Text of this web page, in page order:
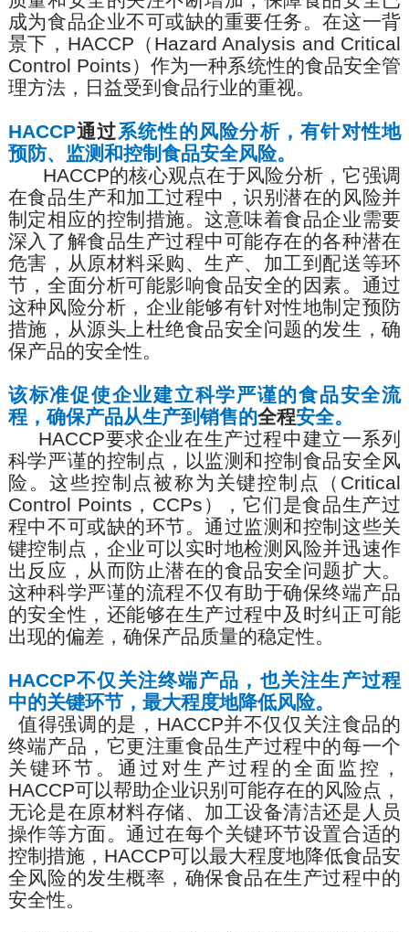
成为食品企业不可或缺的重要任务。在这一背
景下， HACCP （ Hazard Analysis and Critical
Control Points）作为一种系统性的食品安全管
理方法，日益受到食品行业的重视。
HACCP通过系统性的风险分析，有针对性地
预防、监测和控制食品安全风险。
HACCP的核心观点在于风险分析，它强调
在食品生产和加工过程中，识别潜在的风险并
制定相应的控制措施。这意味着食品企业需要
深入了解食品生产过程中可能存在的各种潜在
危害，从原材料采购、生产、加工到配送等环
节，全面分析可能影响食品安全的因素。通过
这种风险分析，企业能够有针对性地制定预防
措施，从源头上杜绝食品安全问题的发生，确
保产品的安全性。
该标准促使企业建立科学严谨的食品安全流
程，确保产品从生产到销售的全程安全。
HACCP要求企业在生产过程中建立一系列
科学严谨的控制点，以监测和控制食品安全风
险。这些控制点被称为关键控制点（ Critical
Control Points ， CCPs ），它们是食品生产过
程中不可或缺的环节。通过监测和控制这些关
键控制点，企业可以实时地检测风险并迅速作
出反应，从而防止潜在的食品安全问题扩大。
这种科学严谨的流程不仅有助于确保终端产品
的安全性，还能够在生产过程中及时纠正可能
出现的偏差，确保产品质量的稳定性。
HACCP不仅关注终端产品，也关注生产过程
中的关键环节，最大程度地降低风险。
值得强调的是， HACCP并不仅仅关注食品的
终端产品，它更注重食品生产过程中的每一个
关键环节。通过对生产过程的全面监控，
HACCP可以帮助企业识别可能存在的风险点，
无论是在原材料存储、加工设备清洁还是人员
操作等方面。通过在每个关键环节设置合适的
控制措施， HACCP可以最大程度地降低食品安
全风险的发生概率，确保食品在生产过程中的
安全性。